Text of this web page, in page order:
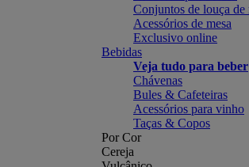
Conjuntos de louça de
Acessórios de mesa
Exclusivo online
Bebidas
Veja tudo para beber
Chávenas
Bules & Cafeteiras
Acessórios para vinho
Taças & Copos
Por Cor
Cereja